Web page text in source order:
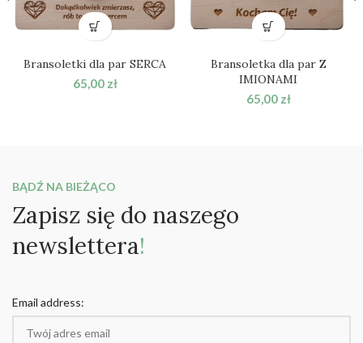
Bransoletki dla par SERCA
65,00 zł
Bransoletka dla par Z
IMIONAMI
65,00 zł
BĄDŹ NA BIEŻĄCO
Zapisz się do naszego
newslettera!
Email address: